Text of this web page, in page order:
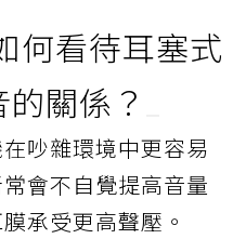
何看待耳塞式
關係？
吵雜環境中更容易
會不自覺提高音量
承受更高聲壓。